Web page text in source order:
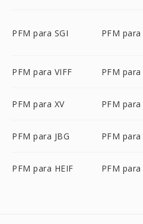
PFM para SGI PFM para
PFM para VIFF PFM para
PFM para XV PFM para
PFM para JBG PFM para
PFM para HEIF PFM para